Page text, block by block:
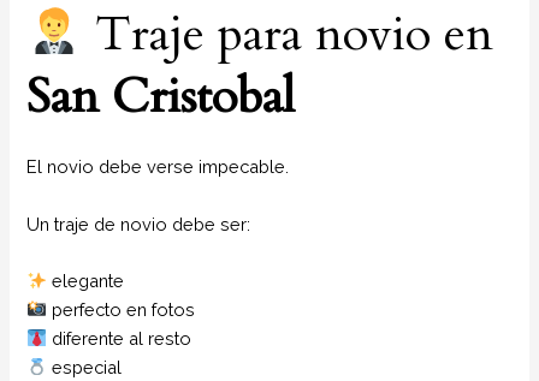
Traje para novio en
San Cristobal
El novio debe verse impecable.
Un traje de novio debe ser:
elegante
perfecto en fotos
diferente al resto
especial